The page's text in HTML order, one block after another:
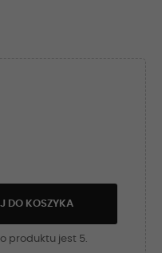
DO KOSZYKA
produktu jest 5.